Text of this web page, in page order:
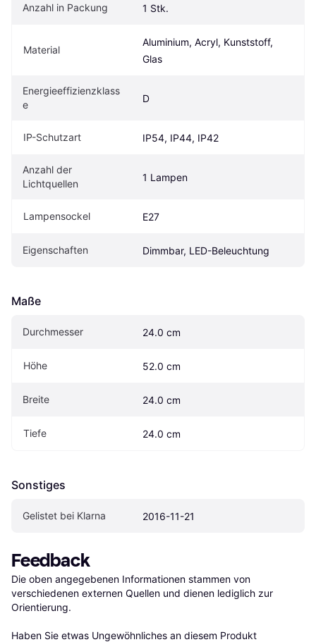
Anzahl in Packung 1 Stk.
Material
Aluminium, Acryl, Kunststoff,
Glas
Energieeffizienzklass
e
D
IP-Schutzart IP54, IP44, IP42
Anzahl der
Lichtquellen
1 Lampen
Lampensockel E27
Eigenschaften Dimmbar, LED-Beleuchtung
Maße
Durchmesser 24.0 cm
Höhe 52.0 cm
Breite 24.0 cm
Tiefe 24.0 cm
Sonstiges
Gelistet bei Klarna 2016-11-21
Feedback
Die oben angegebenen Informationen stammen von
verschiedenen externen Quellen und dienen lediglich zur
Orientierung.
Haben Sie etwas Ungewöhnliches an diesem Produkt